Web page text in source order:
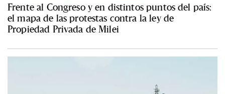
Frente al Congreso y en distintos puntos del país:
el mapa de las protestas contra la ley de
Propiedad Privada de Milei